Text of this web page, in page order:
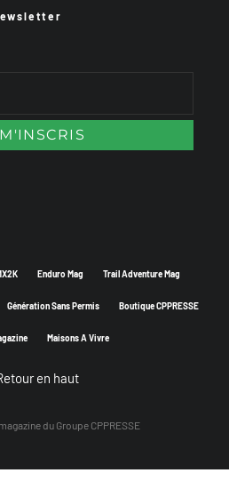
Enduro Mag Trail Adventure Mag
Génération Sans Permis Boutique CPPRESSE
Maisons A Vivre
en haut
du Groupe CPPRESSE